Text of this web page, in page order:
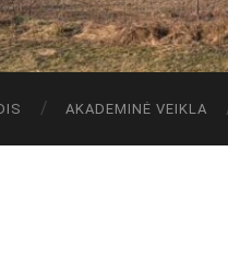
AKADEMINĖ VEIKLA